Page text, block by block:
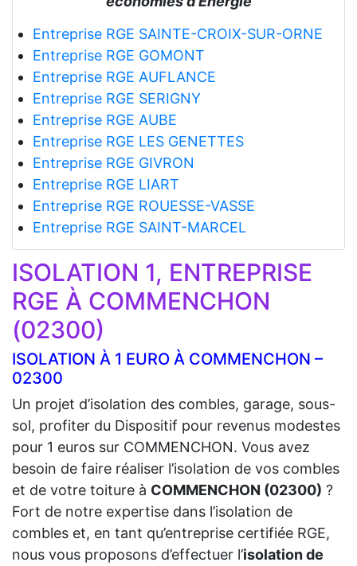
Entreprise RGE SAINTE-CROIX-SUR-ORNE
Entreprise RGE GOMONT
Entreprise RGE AUFLANCE
Entreprise RGE SERIGNY
Entreprise RGE AUBE
Entreprise RGE LES GENETTES
Entreprise RGE GIVRON
Entreprise RGE LIART
Entreprise RGE ROUESSE-VASSE
Entreprise RGE SAINT-MARCEL
ISOLATION 1, ENTREPRISE
RGE À COMMENCHON
(02300)
ISOLATION À 1 EURO À COMMENCHON –
02300
Un projet d’isolation des combles, garage, sous-
sol, profiter du Dispositif pour revenus modestes
pour 1 euros sur COMMENCHON. Vous avez
besoin de faire réaliser l’isolation de vos combles
et de votre toiture à COMMENCHON (02300) ?
Fort de notre expertise dans l’isolation de
combles et, en tant qu’entreprise certifiée RGE,
nous vous proposons d’effectuer l’isolation de